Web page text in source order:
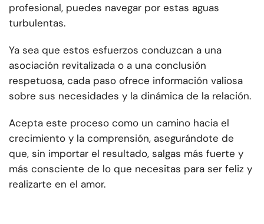
profesional, puedes navegar por estas aguas
turbulentas.
Ya sea que estos esfuerzos conduzcan a una
asociación revitalizada o a una conclusión
respetuosa, cada paso ofrece información valiosa
sobre sus necesidades y la dinámica de la relación.
Acepta este proceso como un camino hacia el
crecimiento y la comprensión, asegurándote de
que, sin importar el resultado, salgas más fuerte y
más consciente de lo que necesitas para ser feliz y
realizarte en el amor.